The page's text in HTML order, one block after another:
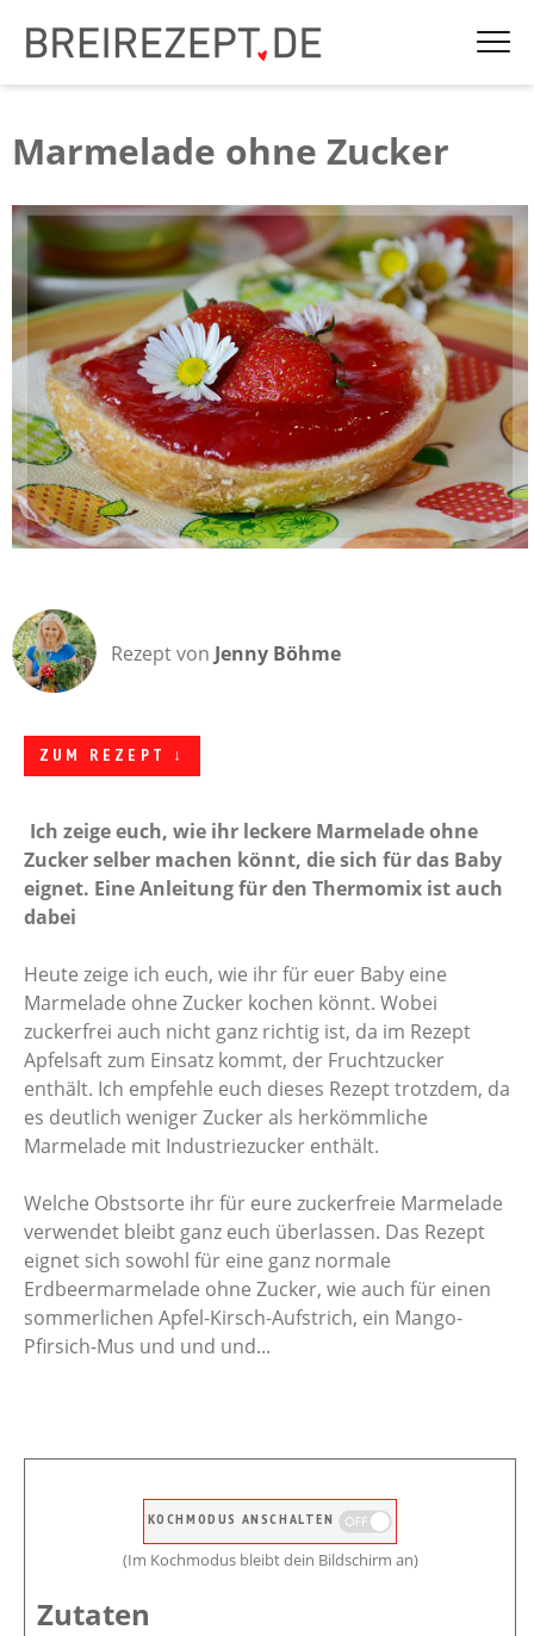
Marmelade ohne Zucker
Rezept von Jenny Böhme
ZUM REZEPT ↓
Ich zeige euch, wie ihr leckere Marmelade ohne
Zucker selber machen könnt, die sich für das Baby
eignet. Eine Anleitung für den Thermomix ist auch
dabei
Heute zeige ich euch, wie ihr für euer Baby eine
Marmelade ohne Zucker kochen könnt. Wobei
zuckerfrei auch nicht ganz richtig ist, da im Rezept
Apfelsaft zum Einsatz kommt, der Fruchtzucker
enthält. Ich empfehle euch dieses Rezept trotzdem, da
es deutlich weniger Zucker als herkömmliche
Marmelade mit Industriezucker enthält.
Welche Obstsorte ihr für eure zuckerfreie Marmelade
verwendet bleibt ganz euch überlassen. Das Rezept
eignet sich sowohl für eine ganz normale
Erdbeermarmelade ohne Zucker, wie auch für einen
sommerlichen Apfel-Kirsch-Aufstrich, ein Mango-
Pfirsich-Mus und und und...
KOCHMODUS ANSCHALTEN
(Im Kochmodus bleibt dein Bildschirm an)
Zutaten